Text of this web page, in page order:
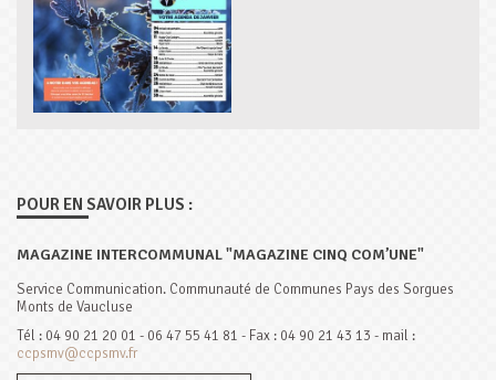
POUR EN SAVOIR PLUS :
MAGAZINE INTERCOMMUNAL "MAGAZINE CINQ COM’UNE"
Service Communication. Communauté de Communes Pays des Sorgues
Monts de Vaucluse
Tél : 04 90 21 20 01 - 06 47 55 41 81 - Fax : 04 90 21 43 13 - mail :
ccpsmv@ccpsmv.fr